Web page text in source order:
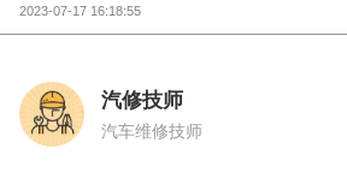
2023-07-17 16:18:55
汽修技师
汽车维修技师